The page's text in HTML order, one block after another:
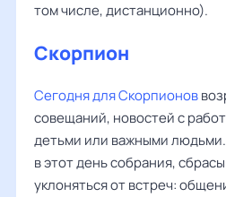
том числе, дистанционно).
Скорпион
Сегодня для Скорпионов
совещаний, новостей с
детьми или важными
в этот день собрания,
уклоняться от встреч: